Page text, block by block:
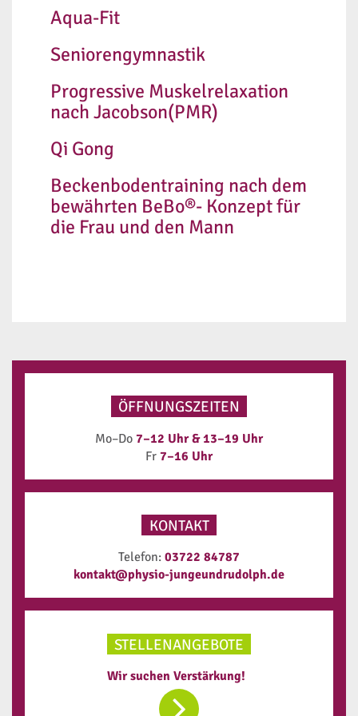
Aqua-Fit
Seniorengymnastik
Progressive Muskelrelaxation
nach Jacobson(PMR)
Qi Gong
Beckenbodentraining nach dem
bewährten BeBo®- Konzept für
die Frau und den Mann
ÖFFNUNGSZEITEN
Mo–Do 7–12 Uhr & 13–19 Uhr
Fr 7–16 Uhr
KONTAKT
Telefon: 03722 84787
kontakt@physio-jungeundrudolph.de
STELLENANGEBOTE
Wir suchen Verstärkung!